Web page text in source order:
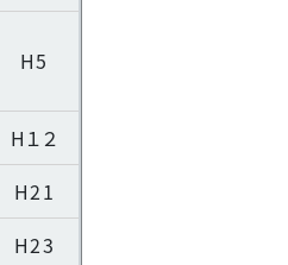
H5
H１２
H21
H23